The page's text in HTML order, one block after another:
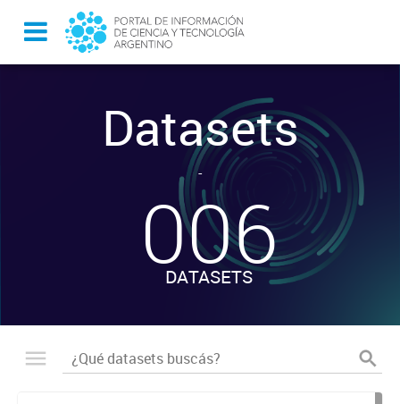
Datasets
-
006
DATASETS